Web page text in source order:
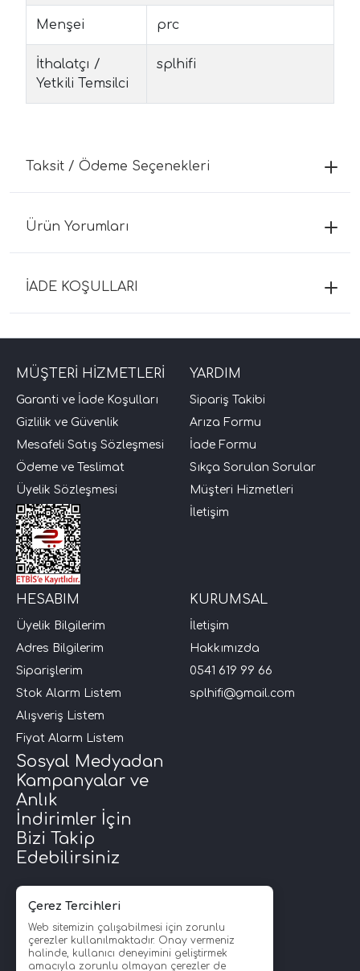
Menşei prc
İthalatçı /
Yetkili Temsilci
splhifi
Taksit / Ödeme Seçenekleri
Ürün Yorumları
İADE KOŞULLARI
MÜŞTERİ HİZMETLERİ
Garanti ve İade Koşulları
Gizlilik ve Güvenlik
Mesafeli Satış Sözleşmesi
Ödeme ve Teslimat
Üyelik Sözleşmesi
YARDIM
Sipariş Takibi
Arıza Formu
İade Formu
Sıkça Sorulan Sorular
Müşteri Hizmetleri
İletişim
HESABIM
Üyelik Bilgilerim
Adres Bilgilerim
Siparişlerim
Stok Alarm Listem
Alışveriş Listem
Fiyat Alarm Listem
KURUMSAL
İletişim
Hakkımızda
0541 619 99 66
splhifi@gmail.com
Sosyal Medyadan
Kampanyalar ve
Anlık
İndirimler İçin
Bizi Takip
Edebilirsiniz
Çerez Tercihleri
Web sitemizin çalışabilmesi için zorunlu
çerezler kullanılmaktadır. Onay vermeniz
halinde, kullanıcı deneyimini geliştirmek
amacıyla zorunlu olmayan çerezler de